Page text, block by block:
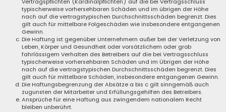
Vertragspflichten (Kardinalpflichten) auf die bei Vertragsschluss
typischerweise vorhersehbaren Schäden und im übrigen der Höhe
nach auf die vertragstypischen Durchschnittsschäden begrenzt. Dies
gilt auch für mittelbare Folgeschäden wie insbesondere entgangenen
Gewinn.
Die Haftung ist gegenüber Unternehmern außer bei der Verletzung von
Leben, Körper und Gesundheit oder vorsätzlichem oder grob
fahrlässigem Verhalten des Betreibers auf die bei Vertragsschluss
typischerweise vorhersehbaren Schäden und im Übrigen der Höhe
nach auf die vertragstypischen Durchschnittsschäden begrenzt. Dies
gilt auch für mittelbare Schäden, insbesondere entgangenen Gewinn.
Die Haftungsbegrenzung der Absätze a bis c gilt sinngemäß auch
zugunsten der Mitarbeiter und Erfüllungsgehilfen des Betreibers.
Ansprüche für eine Haftung aus zwingendem nationalem Recht
bleiben unberührt.